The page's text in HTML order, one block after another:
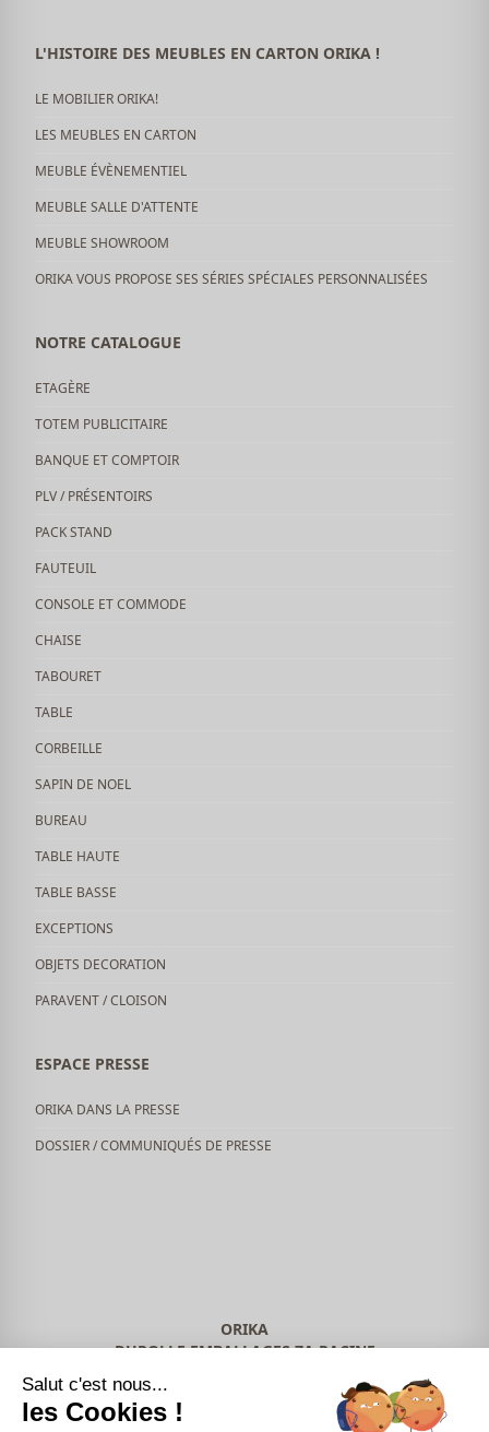
L'HISTOIRE DES MEUBLES EN CARTON ORIKA !
LE MOBILIER ORIKA!
LES MEUBLES EN CARTON
MEUBLE ÉVÈNEMENTIEL
MEUBLE SALLE D'ATTENTE
MEUBLE SHOWROOM
ORIKA VOUS PROPOSE SES SÉRIES SPÉCIALES PERSONNALISÉES
NOTRE CATALOGUE
ETAGÈRE
TOTEM PUBLICITAIRE
BANQUE ET COMPTOIR
PLV / PRÉSENTOIRS
PACK STAND
FAUTEUIL
CONSOLE ET COMMODE
CHAISE
TABOURET
TABLE
CORBEILLE
SAPIN DE NOEL
BUREAU
TABLE HAUTE
TABLE BASSE
EXCEPTIONS
OBJETS DECORATION
PARAVENT / CLOISON
ESPACE PRESSE
ORIKA DANS LA PRESSE
DOSSIER / COMMUNIQUÉS DE PRESSE
ORIKA
DUROLLE EMBALLAGES ZA RACINE
Salut c'est nous...
les Cookies !